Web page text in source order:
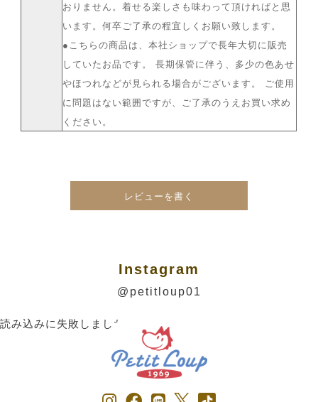
おりません。着せる楽しさも味わって頂ければと思
います。何卒ご了承の程宜しくお願い致します。
●こちらの商品は、本社ショップで長年大切に販売
していたお品です。 長期保管に伴う、多少の色あせ
やほつれなどが見られる場合がございます。 ご使用
に問題はない範囲ですが、ご了承のうえお買い求め
ください。
レビューを書く
Instagram
@petitloup01
読み込みに失敗しました。